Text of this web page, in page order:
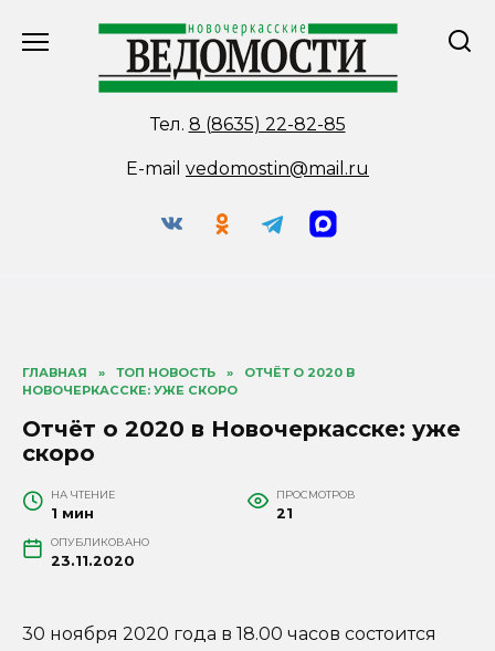
Тел. 8 (8635) 22-82-85
E-mail vedomostin@mail.ru
ГЛАВНАЯ » ТОП НОВОСТЬ »
ОТЧЁТ О 2020 В
НОВОЧЕРКАССКЕ: УЖЕ СКОРО
Отчёт о 2020 в Новочеркасске: уже
скоро
НА ЧТЕНИЕ
1 мин
ПРОСМОТРОВ
21
ОПУБЛИКОВАНО
23.11.2020
30 ноября 2020 года в 18.00 часов состоится